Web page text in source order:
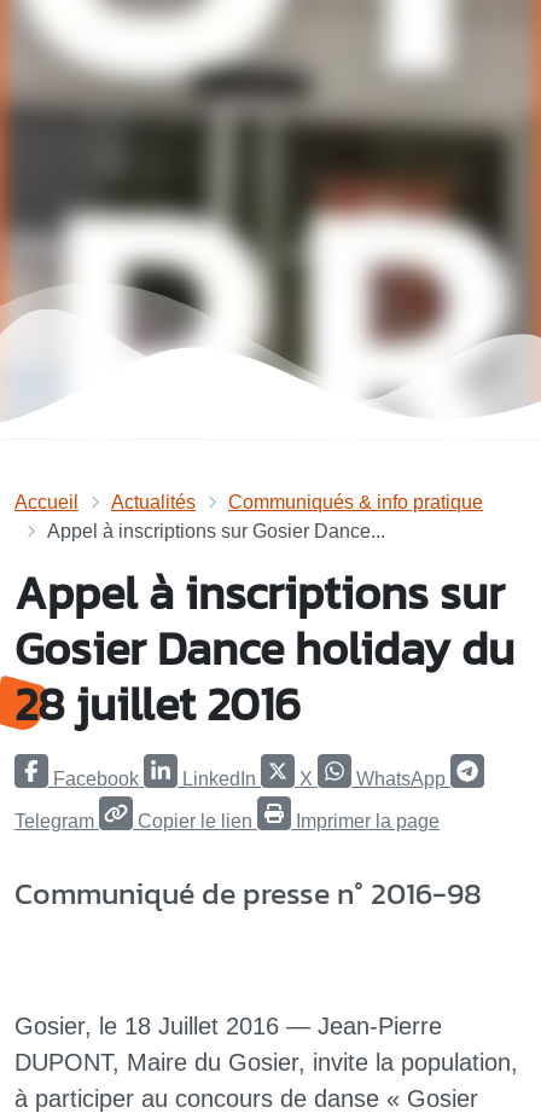
Accueil Actualités
Communiqués & info pratique
Appel à inscriptions sur Gosier Dance...
Appel à inscriptions sur
Gosier Dance holiday du
28 juillet 2016
Facebook LinkedIn X WhatsApp
Telegram Copier le lien Imprimer la page
Communiqué de presse n° 2016-98
Gosier, le 18 Juillet 2016 — Jean-Pierre
DUPONT, Maire du Gosier, invite la population,
à participer au concours de danse « Gosier